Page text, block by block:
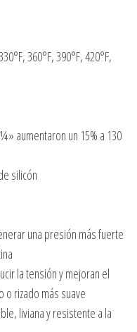
360°F, 390°F, 420°F,
aumentaron un 15% a 130
silicón
una presión más fuerte
la tensión y mejoran el
o rizado más suave
liviana y resistente a la